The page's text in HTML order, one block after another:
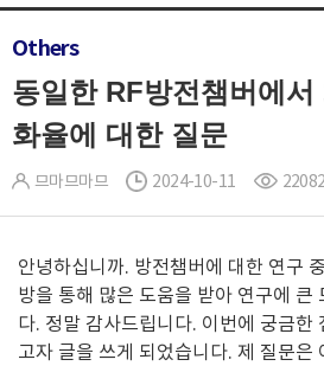
Others
동일한 RF방전챔버에
화율에 대한 질문
므마므마므 2024-10-11
안녕하십니까. 방전챔버에 대한 연구
방을 통해 많은 도움을 받아 연구에 큰
다. 정말 감사드립니다. 이번에 궁금한
고자 글을 쓰게 되었습니다. 제 질문은